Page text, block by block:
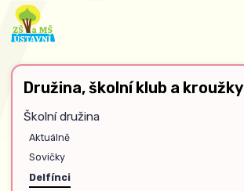
Družina, školní klub a kroužky
Školní družina
Aktuálně
Sovičky
Delfínci